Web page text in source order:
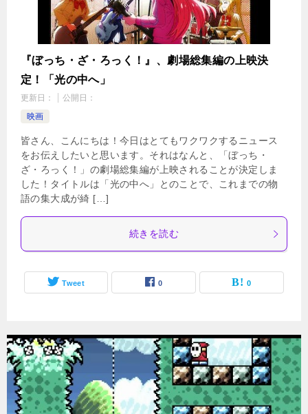
『ぼっち・ざ・ろっく！』、劇場総集編の上映決
定！「光の中へ」
更新日：
公開日：
映画
皆さん、こんにちは！今日はとてもワクワクするニュース
をお伝えしたいと思います。それはなんと、「ぼっち・
ざ・ろっく！」の劇場総集編が上映されることが決定しま
した！タイトルは「光の中へ」とのことで、これまでの物
語の集大成が綺 […]
続きを読む
Tweet 0 0